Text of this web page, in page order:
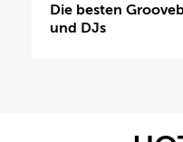
Die besten
und DJs